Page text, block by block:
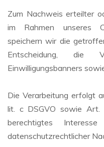
Zum Nachweis erteilter
im Rahmen unseres
speichern wir die
Entscheidung, die
Einwilligungsbanners
Die Verarbeitung erfolgt
lit. c DSGVO sowie
berechtigtes
datenschutzrechtlicher